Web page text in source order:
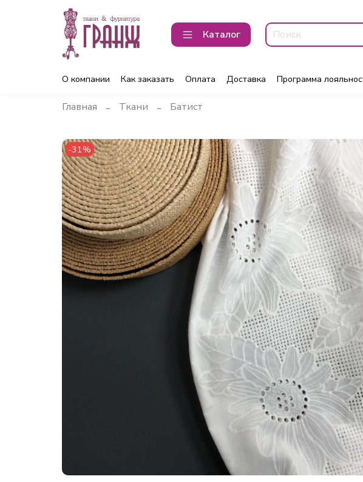
Каталог
О компании Как заказать Оплата Доставка Программа
Главная Ткани Батист
-31%